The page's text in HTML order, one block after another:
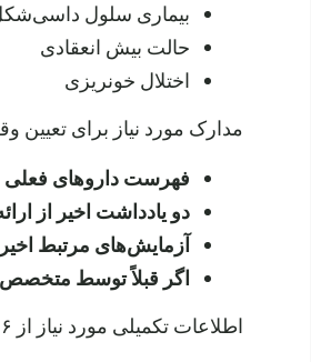
بیماری سلول
حالت بیش انعقادی
اختلال خونریزی
مدارک مورد نیاز برای تعیین
فهرست داروهای فعلی
دو یادداشت اخیر از
آزمایش‌های مرتبط
اگر قبلاً توسط متخصص
اطلاعات تکمیلی مورد نیاز از ۶ ماه گذشته (در صورت وجود):